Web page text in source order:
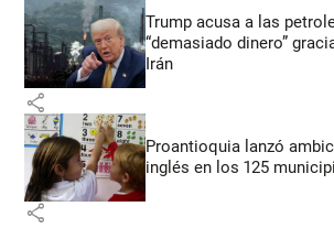
Trump acusa a las
“demasiado dinero”
Irán
share
Proantioquia lanzó
inglés en los 125
share